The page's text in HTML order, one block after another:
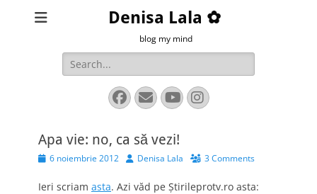
Denisa Lala ✿
blog my mind
Search
for:
Facebook
EmailYouTube
Instagram
Apa vie: no, ca să vezi!
Posted
6 noiembrie 2012 AuthorDenisa Lala 3 Comments
Ieri scriam asta. Azi văd pe Ştirileprotv.ro asta: